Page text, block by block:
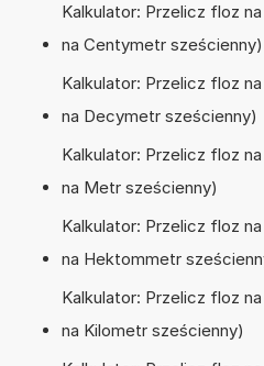
Kalkulator: Przelicz floz
na Centymetr sześcienny)
Kalkulator: Przelicz floz
na Decymetr sześcienny)
Kalkulator: Przelicz floz
na Metr sześcienny)
Kalkulator: Przelicz floz
na Hektommetr
Kalkulator: Przelicz floz
na Kilometr sześcienny)